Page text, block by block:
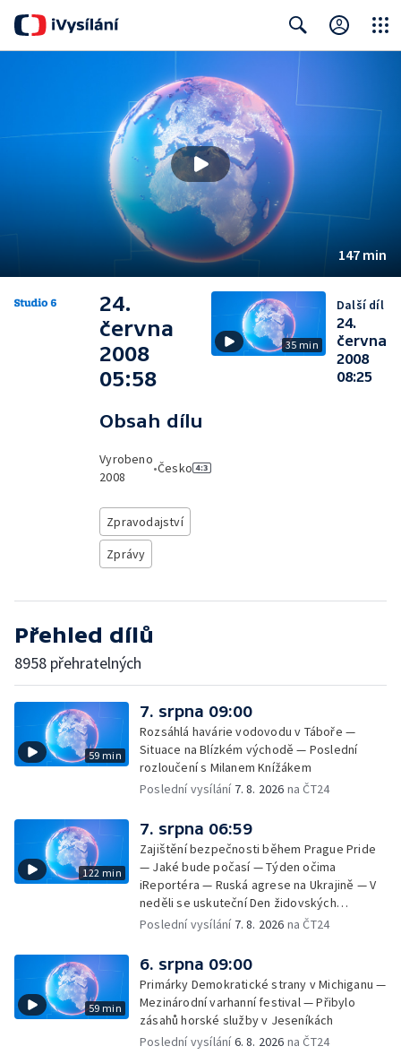
147 min
24.
června
2008
05:58
Obsah dílu
Vyrobeno
2008
•Česko
Zpravodajství
Zprávy
35 min
Další díl
24.
června
2008
08:25
Přehled dílů
8958 přehratelných
59 min
7. srpna 09:00
Rozsáhlá havárie vodovodu v Táboře —
Situace na Blízkém východě — Poslední
rozloučení s Milanem Knížákem
Poslední vysílání 7. 8. 2026 na ČT24
122 min
7. srpna 06:59
Zajištění bezpečnosti během Prague Pride
— Jaké bude počasí — Týden očima
iReportéra — Ruská agrese na Ukrajině — V
neděli se uskuteční Den židovských
památek — Vila Tugendhat slaví 25 let na
atletice 2026 — Výzkum: epidemie digitálních
závislostí je mýtus — Demolice vyhořelé
výškové budovy ve Zlíně
Poslední vysílání 7. 8. 2026 na ČT24
59 min
6. srpna 09:00
Primárky Demokratické strany v Michiganu —
Mezinárodní varhanní festival — Přibylo
zásahů horské služby v Jeseníkách
Poslední vysílání6. 8. 2026 na ČT24